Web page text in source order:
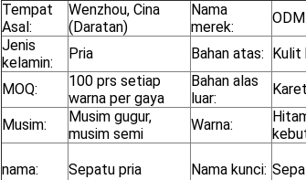
Tempat
Asal:
Wenzhou, Cina
(Daratan)
Nama
merek:
ODM
Jenis
kelamin:
Pria Bahan atas: Kulit
MOQ:
100 prs setiap
warna per gaya
Bahan alas
luar:
Karet
Musim:
Musim gugur,
musim semi
Warna:
nama: Sepatu pria Nama kunci: